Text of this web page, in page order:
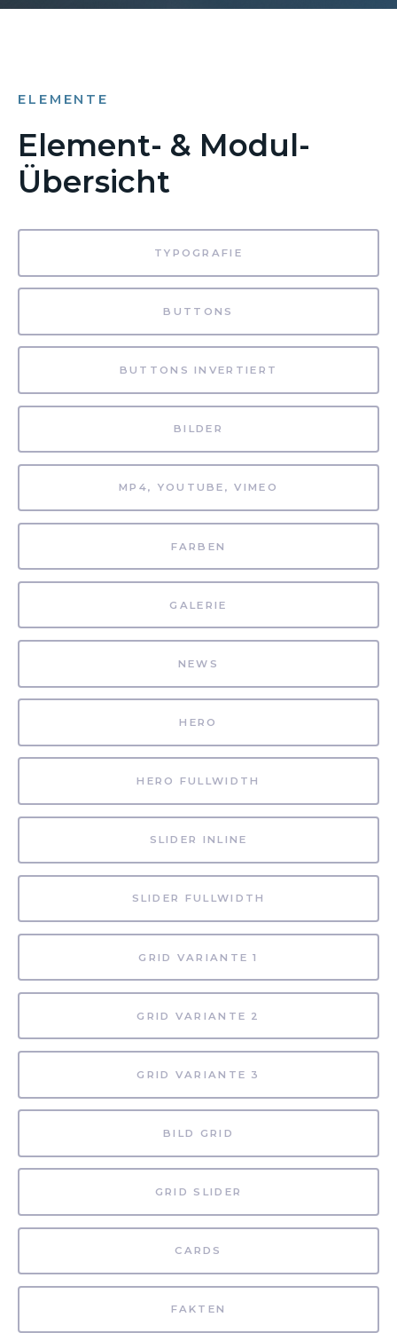
ELEMENTE
Element- & Modul-
Übersicht
TYPOGRAFIE
BUTTONS
BUTTONS INVERTIERT
BILDER
MP4, YOUTUBE, VIMEO
FARBEN
GALERIE
NEWS
HERO
HERO FULLWIDTH
SLIDER INLINE
SLIDER FULLWIDTH
GRID VARIANTE 1
GRID VARIANTE 2
GRID VARIANTE 3
BILD GRID
GRID SLIDER
CARDS
FAKTEN